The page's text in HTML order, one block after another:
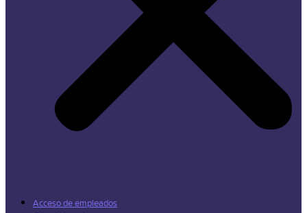
Acceso de empleados